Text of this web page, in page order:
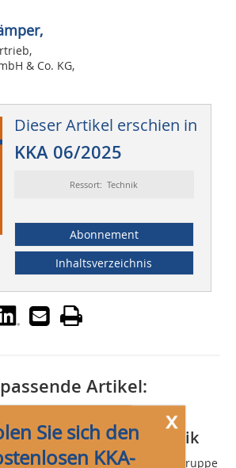
& Co. KG,
Dieser Artikel erschien in
KKA 06/2025
Ressort: Technik
Abonnement
Inhaltsverzeichnis
x
Sie sich den
KKA-
Artikel:
Kältetechnik
sehen schwarz. Wenn die WHW-Gruppe